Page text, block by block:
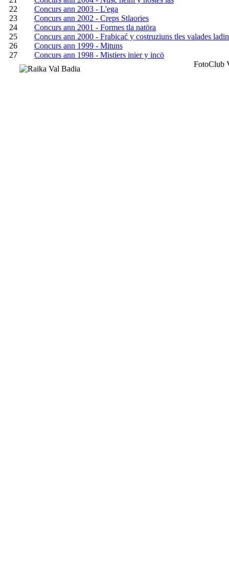
22
Concurs ann 2003 - L'ega
23
Concurs ann 2002 - Creps Stlaories
24
Concurs ann 2001 - Formes tla natöra
25
Concurs ann 2000 - Frabicać y costruziuns tles valades
26
Concurs ann 1999 - Mituns
27
Concurs ann 1998 - Mistiers inier y incö
FotoClub